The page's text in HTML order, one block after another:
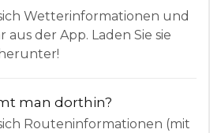
Wetterinformationen und
aus der App. Laden Sie sie
man dorthin?
Routeninformationen (mit